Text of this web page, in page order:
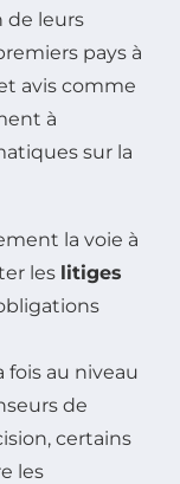
de leurs
pays à
avis comme
à
sur la
la voie à
les litiges
au niveau
de
certains
les